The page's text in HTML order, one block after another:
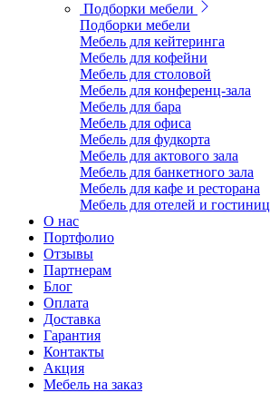
Подборки мебели
Подборки мебели
Мебель для кейтеринга
Мебель для кофейни
Мебель для столовой
Мебель для конференц-зала
Мебель для бара
Мебель для офиса
Мебель для фудкорта
Мебель для актового зала
Мебель для банкетного зала
Мебель для кафе и ресторана
Мебель для отелей и гостиниц
О нас
Портфолио
Отзывы
Партнерам
Блог
Оплата
Доставка
Гарантия
Контакты
Акция
Мебель на заказ